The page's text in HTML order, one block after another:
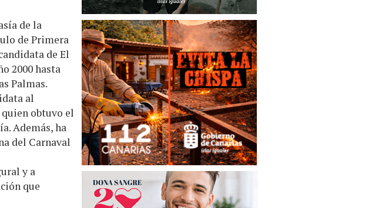
de la
de Primera
de El
2000 hasta
Palmas.
al
quien obtuvo el
Además, ha
del Carnaval
y a
que